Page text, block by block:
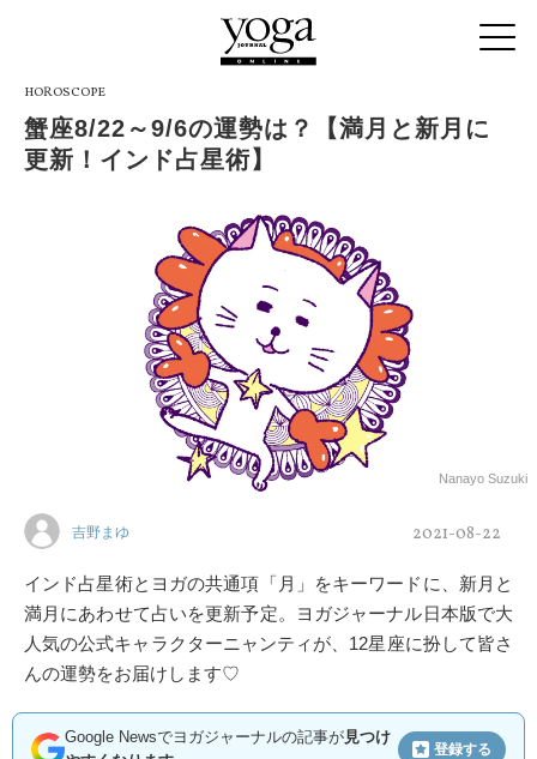
HOROSCOPE
蟹座8/22～9/6の運勢は？【満月と新月に
更新！インド占星術】
Nanayo Suzuki
吉野まゆ 2021-08-22
インド占星術とヨガの共通項「月」をキーワードに、新月と
満月にあわせて占いを更新予定。ヨガジャーナル日本版で大
人気の公式キャラクターニャンティが、12星座に扮して皆さ
んの運勢をお届けします♡
Google Newsでヨガジャーナルの記事が見つけ
登録する